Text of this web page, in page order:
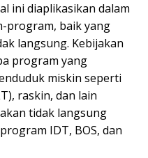
ini diaplikasikan dalam
program, baik yang
langsung. Kebijakan
program yang
miskin seperti
raskin, dan lain
tidak langsung
IDT, BOS, dan